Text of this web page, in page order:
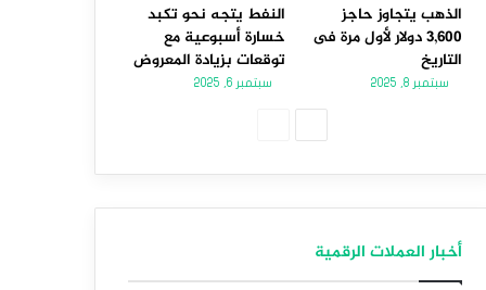
الذهب يتجاوز حاجز
3,600 دولار لأول مرة فى
التاريخ
سبتمبر 8, 2025
النفط يتجه نحو تكبد
خسارة أسبوعية مع
توقعات بزيادة المعروض
سبتمبر 6, 2025
أخبار العملات الرقمية